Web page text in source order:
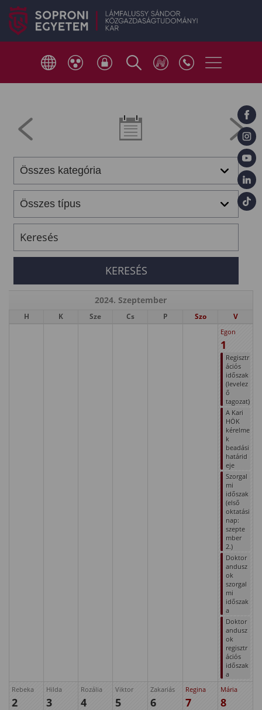
2024. Szeptember
H K Sze Cs P Szo V
Egon
1
Regisztr
ációs
időszak
(levelez
ő
tagozat)
A Kari
HÖK
kérelme
k
beadási
határid
eje
Szorgal
mi
időszak
(első
oktatási
nap:
szepte
mber
2.)
Doktor
andusz
ok
szorgal
mi
időszak
a
Doktor
andusz
ok
regisztr
ációs
időszak
a
Rebeka
2
Hilda
3
Rozália
4
Viktor
5
Zakariás
6
Regina
7
Mária
8